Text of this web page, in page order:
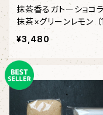
抹茶香るガトーショコラ
抹茶×グリーンレモン （
入り）＜初夏限定＞＜
限定＞＜６月３日以降
＞
¥3,480